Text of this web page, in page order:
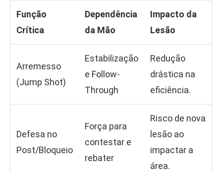
Função
Crítica
Dependência
da Mão
Impacto da
Lesão
Arremesso
(Jump Shot)
Estabilização
e Follow-
Through
Redução
drástica na
eficiência.
Defesa no
Post/Bloqueio
Força para
contestar e
rebater
Risco de nova
lesão ao
impactar a
área.